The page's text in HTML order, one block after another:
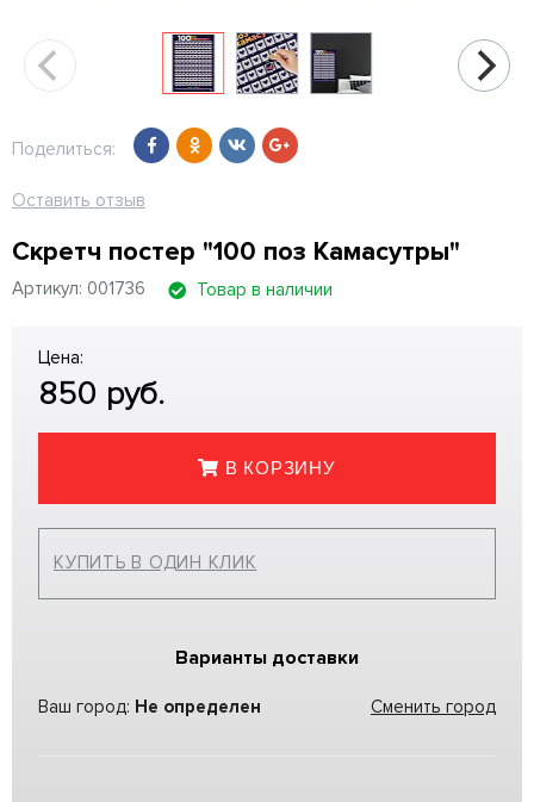
Поделиться:
Оставить отзыв
Скретч постер "100 поз Камасутры"
Артикул: 001736 Товар в наличии
Цена:
850 руб.
В КОРЗИНУ
КУПИТЬ В ОДИН КЛИК
Варианты доставки
Ваш город: Не определен Сменить город